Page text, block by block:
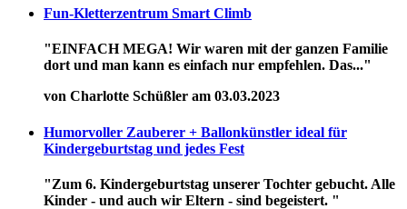
Fun-Kletterzentrum Smart Climb
"EINFACH MEGA! Wir waren mit der ganzen Familie
dort und man kann es einfach nur empfehlen. Das..."
von Charlotte Schüßler am 03.03.2023
Humorvoller Zauberer + Ballonkünstler ideal für
Kindergeburtstag und jedes Fest
"Zum 6. Kindergeburtstag unserer Tochter gebucht. Alle
Kinder - und auch wir Eltern - sind begeistert. "